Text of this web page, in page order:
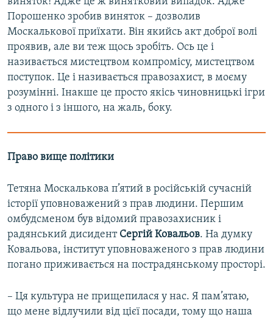
Порошенко зробив виняток – дозволив
Москалькової приїхати. Він якийсь акт доброї волі
проявив, але ви теж щось зробіть. Ось це і
називається мистецтвом компромісу, мистецтвом
поступок. Це і називається правозахист, в моєму
розумінні. Інакше це просто якісь чиновницькі ігри
з одного і з іншого, на жаль, боку.
Право вище політики
Тетяна Москалькова п’ятий в російській сучасній
історії уповноважений з прав людини. Першим
омбудсменом був відомий правозахисник і
радянський дисидент Сергій Ковальов. На думку
Ковальова, інститут уповноваженого з прав людини
погано приживається на пострадянському просторі.
– Ця культура не прищепилася у нас. Я пам’ятаю,
що мене відлучили від цієї посади, тому що наша